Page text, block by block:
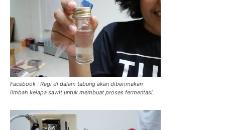
Facebook : Ragi di dalam tabung akan diberimakan
limbah kelapa sawit untuk membuat proses fermentasi.